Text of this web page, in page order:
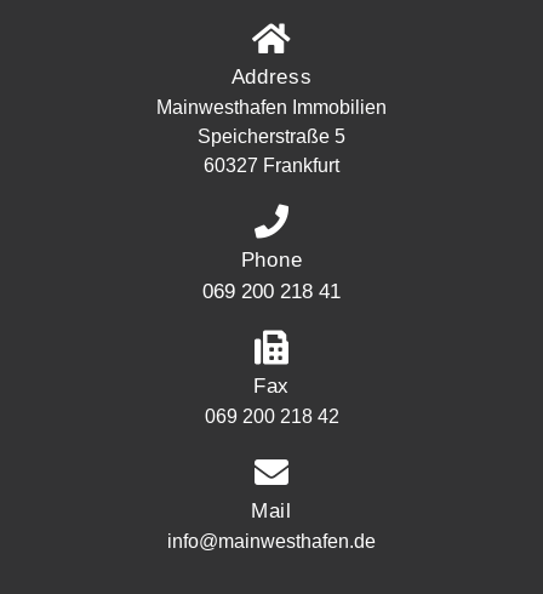
Address
Mainwesthafen Immobilien
Speicherstraße 5
60327 Frankfurt
Phone
069 200 218 41
Fax
069 200 218 42
Mail
info@mainwesthafen.de